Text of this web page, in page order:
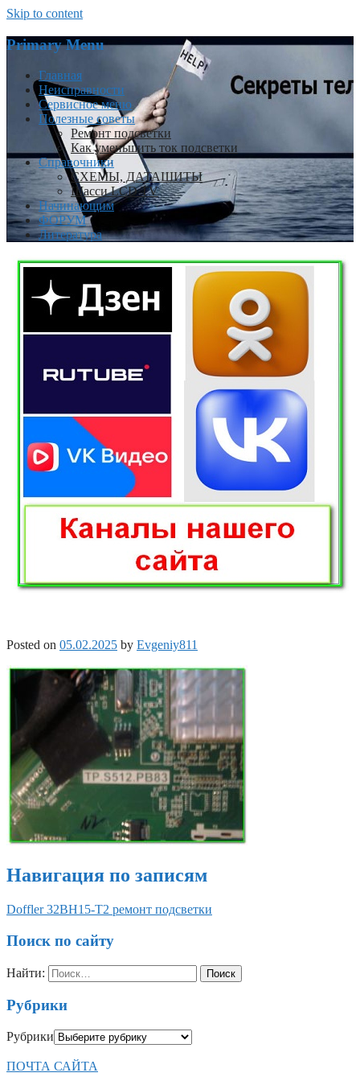
Skip to content
Primary Menu
Главная
Неисправности
Сервисное меню
Полезные советы
Ремонт подсветки
Как уменьшить ток подсветки
Справочники
СХЕМЫ, ДАТАШИТЫ
Шасси LCD TV
Начинающим
ФОРУМ
Литература
Posted on 05.02.2025 by Evgeniy811
Навигация по записям
Doffler 32BH15-T2 ремонт подсветки
Поиск по сайту
Найти:
Рубрики
Рубрики
ПОЧТА САЙТА